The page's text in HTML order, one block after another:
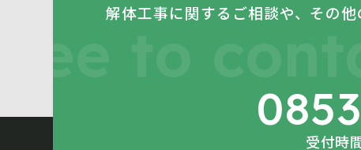
解体工事に関するご相談や、その
受付時